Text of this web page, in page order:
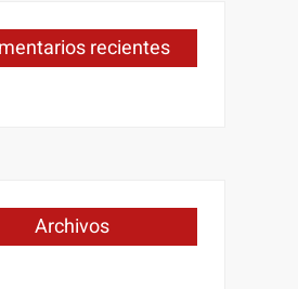
recientes
Archivos